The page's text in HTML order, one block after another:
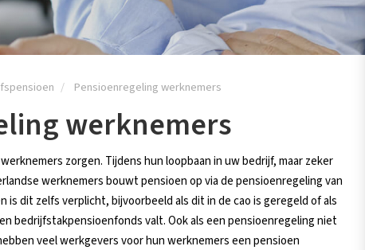
Pensioenregeling werknemers
werknemers
zorgen. Tijdens hun loopbaan in uw bedrijf, maar zeker
werknemers bouwt pensioen op via de pensioenregeling van
is dit zelfs verplicht, bijvoorbeeld als dit in de cao is geregeld of als
bedrijfstakpensioenfonds valt. Ook als een pensioenregeling niet
veel werkgevers voor hun werknemers een pensioen